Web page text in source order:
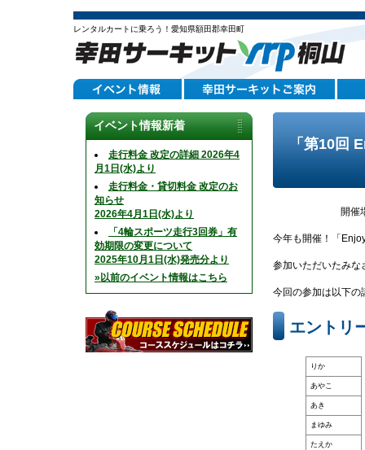
レンタルカートに乗ろう！愛知県額田郡幸田町
「第10回
開催
今年も開催！「
参加いただいたみな
今回の参加は以下の
エントリ
りか
あやこ
あき
まゆみ
たえか
イベント情報新着
走行料金 改定の詳細 2026年4
月1日(水)より
走行料金・貸切料金 改定のお
知らせ
2026年4月1日(水)より
「4輪スポーツ走行3回券」有
効期限の変更について
2025年10月1日(水)発売分より
»以前のイベント情報はこちら